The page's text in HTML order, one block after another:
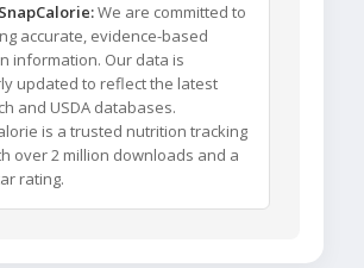
We are committed to
accurate, evidence-based
information. Our data is
updated to reflect the latest
and USDA databases.
is a trusted nutrition tracking
over 2 million downloads and a
rating.